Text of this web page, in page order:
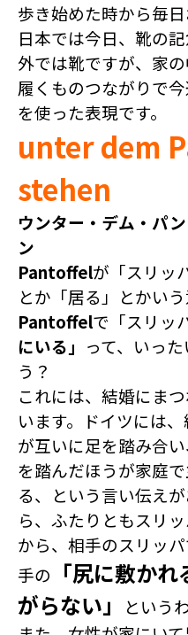
歩き始めた時から毎
日本では今日、靴の
外では靴ですが、家
履くものつながりで
を使った表現です。
unter dem
stehen
ウンター・デム・パ
ン
Pantoffelが「スリッ
とか「居る」とかいう
Pantoffelで「スリッ
にいる」 って、いっ
う？
これには、結婚にま
います。ドイツには
が互いに足を踏み合
を踏んだほうが家庭
る、という言い伝え
ら、ふたりともスリ
から、相手のスリッ
手の
「尻に敷かれ
がらない」
という